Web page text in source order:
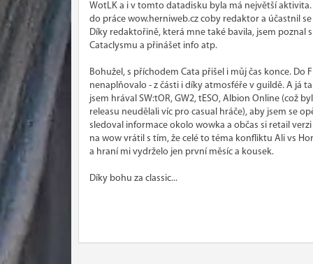
WotLK a i v tomto datadisku byla má největší
do práce wow.herniweb.cz coby redaktor a účastnil
Díky redaktořině, která mne také bavila, jsem
Cataclysmu a přinášet info atp.
Bohužel, s příchodem Cata přišel i můj čas konce.
nenaplňovalo - z části i díky atmosféře v guildě. A já
jsem hrával SW:tOR, GW2, tESO, Albion Online (což
releasu neudělali víc pro casual hráče), aby jsem se
sledoval informace okolo wowka a občas si retail
na wow vrátil s tím, že celé to téma konfliktu Ali vs
a hraní mi vydrželo jen první měsíc a kousek.
Díky bohu za classic...